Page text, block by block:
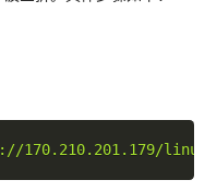
170.210.201.179/linux/